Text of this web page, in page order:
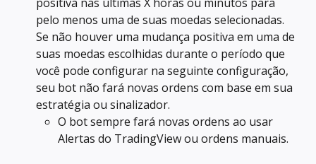
pelo menos uma de suas moedas selecionadas.
Se não houver uma mudança positiva em uma de
suas moedas escolhidas durante o período que
você pode configurar na seguinte configuração,
seu bot não fará novas ordens com base em sua
estratégia ou sinalizador.
O bot sempre fará novas ordens ao usar
Alertas do TradingView ou ordens manuais.